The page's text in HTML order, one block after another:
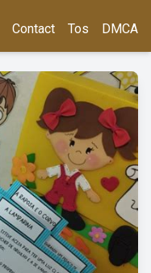
Contact Tos DMCA